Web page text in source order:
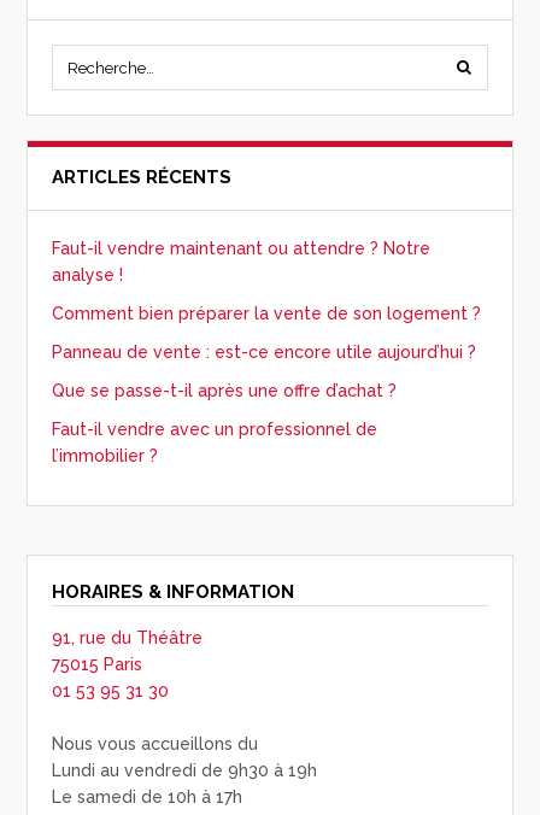
ARTICLES RÉCENTS
Faut-il vendre maintenant ou attendre ? Notre
analyse !
Comment bien préparer la vente de son logement ?
Panneau de vente : est-ce encore utile aujourd’hui ?
Que se passe-t-il après une offre d’achat ?
Faut-il vendre avec un professionnel de
l’immobilier ?
HORAIRES & INFORMATION
91, rue du Théâtre
75015 Paris
01 53 95 31 30
Nous vous accueillons du
Lundi au vendredi de 9h30 à 19h
Le samedi de 10h à 17h